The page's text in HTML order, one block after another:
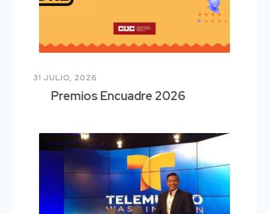
31 JULIO, 2026
Premios Encuadre 2026